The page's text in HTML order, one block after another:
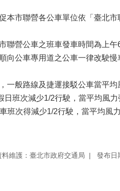
市聯營各公車單位依「臺北市
營公車之班車發車時間為上午
公車專用道之公車一律改駛
一般路線及捷運接駁公車當平
班次減少1/2行駛，當平均風
次得減少1/2行駛，當平均風
料維護：臺北市政府交通局 發布日